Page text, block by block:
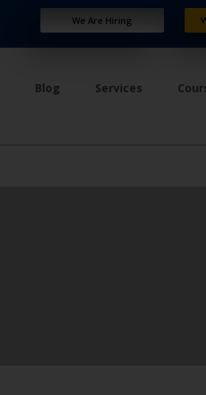
We Are Hiring
Blog Services